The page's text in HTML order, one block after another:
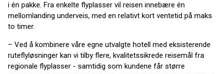
i én pakke. Fra enkelte flyplasser vil reisen innebære én
mellomlanding underveis, med en relativt kort ventetid på maks
to timer.
– Ved å kombinere våre egne utvalgte hotell med eksisterende
ruteflyløsninger kan vi tilby flere, kvalitetssikrede reisemål fra
regionale flyplasser - samtidig som kundene får større